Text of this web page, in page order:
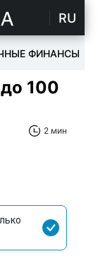
RU
ФИНАНСЫ
100
2 мин